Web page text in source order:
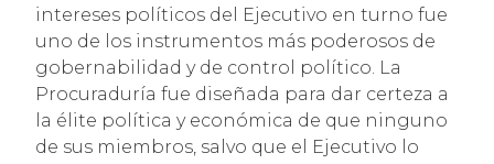
intereses políticos del Ejecutivo en turno fue
uno de los instrumentos más poderosos de
gobernabilidad y de control político. La
Procuraduría fue diseñada para dar certeza a
la élite política y económica de que ninguno
de sus miembros, salvo que el Ejecutivo lo